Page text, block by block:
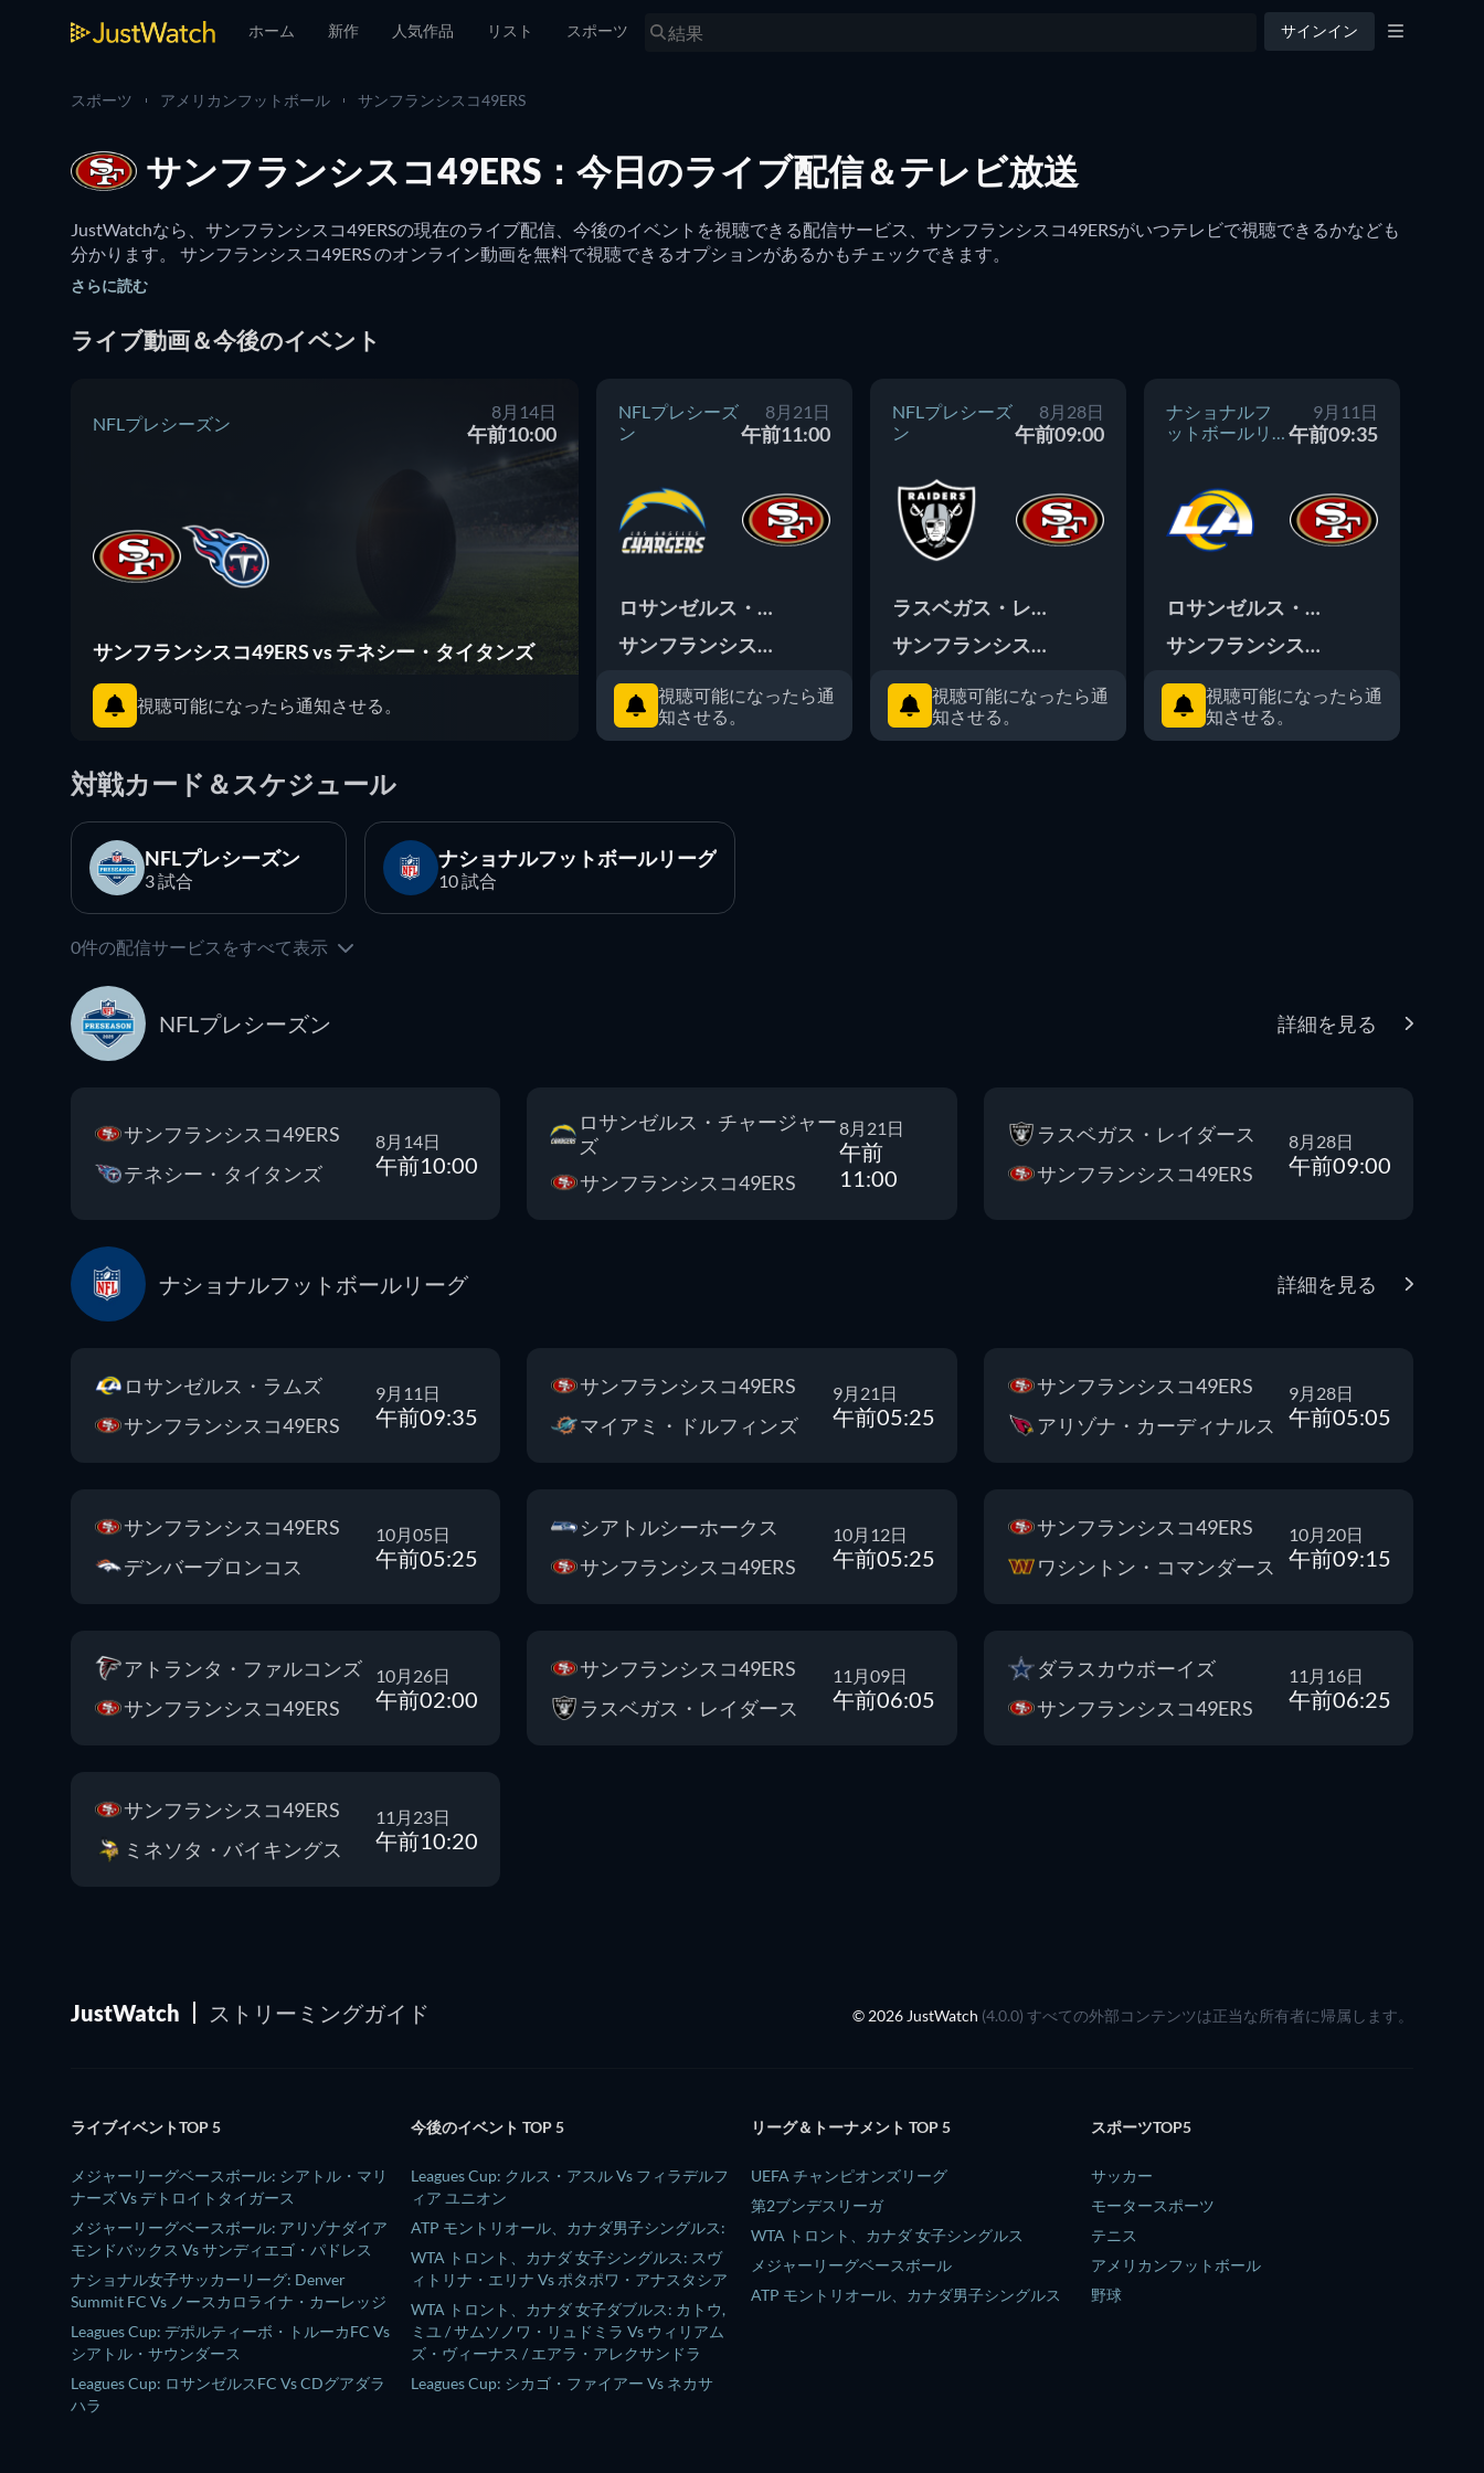
ホーム 新作 人気作品 リスト スポーツ サインイン
スポーツ アメリカンフットボール サンフランシスコ49ERS
サンフランシスコ49ERS：今日のライブ配信＆テレビ放送
JustWatchなら、サンフランシスコ49ERSの現在のライブ配信、今後のイベントを視聴できる配信サービス、サンフランシスコ49ERSがいつテレビで視聴できるかなども
分かります。 サンフランシスコ49ERS のオンライン動画を無料で視聴できるオプションがあるかもチェックできます。
さらに読む
ライブ動画＆今後のイベント
NFLプレシーズン
8月14日
午前10:00
サンフランシスコ49ERS vs テネシー・タイタンズ
視聴可能になったら通知させる。
NFLプレシーズ
ン
8月21日
午前11:00
ロサンゼルス・チャージャーズ
サンフランシスコ49ERS
視聴可能になったら通
知させる。
NFLプレシーズ
ン
8月28日
午前09:00
ラスベガス・レイダース
サンフランシスコ49ERS
視聴可能になったら通
知させる。
ナショナルフ
ットボールリ
9月11日
午前09:35
ロサンゼルス・ラムズ
サンフランシスコ49ERS
視聴可能になったら通
知させる。
対戦カード＆スケジュール
NFLプレシーズン
3 試合
ナショナルフットボールリーグ
10 試合
0件の配信サービスをすべて表示
NFLプレシーズン 詳細を見る
サンフランシスコ49ERS
テネシー・タイタンズ
8月14日
午前10:00
ロサンゼルス・チャージャー
ズ
サンフランシスコ49ERS
8月21日
午前
11:00
ラスベガス・レイダース
サンフランシスコ49ERS
8月28日
午前09:00
ナショナルフットボールリーグ 詳細を見る
ロサンゼルス・ラムズ
サンフランシスコ49ERS
9月11日
午前09:35
サンフランシスコ49ERS
マイアミ・ドルフィンズ
9月21日
午前05:25
サンフランシスコ49ERS
アリゾナ・カーディナルス
9月28日
午前05:05
サンフランシスコ49ERS
デンバーブロンコス
10月05日
午前05:25
シアトルシーホークス
サンフランシスコ49ERS
10月12日
午前05:25
サンフランシスコ49ERS
ワシントン・コマンダース
10月20日
午前09:15
アトランタ・ファルコンズ
サンフランシスコ49ERS
10月26日
午前02:00
サンフランシスコ49ERS
ラスベガス・レイダース
11月09日
午前06:05
ダラスカウボーイズ
サンフランシスコ49ERS
11月16日
午前06:25
サンフランシスコ49ERS
ミネソタ・バイキングス
11月23日
午前10:20
JustWatch ストリーミングガイド © 2026 JustWatch (4.0.0) すべての外部コンテンツは正当な所有者に帰属します。
ライブイベントTOP 5
メジャーリーグベースボール: シアトル・マリ
ナーズ Vs デトロイトタイガース
メジャーリーグベースボール: アリゾナダイア
モンドバックス Vs サンディエゴ・パドレス
ナショナル女子サッカーリーグ: Denver
Summit FC Vs ノースカロライナ・カーレッジ
Leagues Cup: デポルティーボ・トルーカFC Vs
シアトル・サウンダース
Leagues Cup: ロサンゼルスFC Vs CDグアダラ
ハラ
今後のイベント TOP 5
Leagues Cup: クルス・アスル Vs フィラデルフ
ィア ユニオン
ATP モントリオール、カナダ男子シングルス:
WTA トロント、カナダ 女子シングルス: スヴ
ィトリナ・エリナ Vs ポタポワ・アナスタシア
WTA トロント、カナダ 女子ダブルス: カトウ,
ミユ / サムソノワ・リュドミラ Vs ウィリアム
ズ・ヴィーナス / エアラ・アレクサンドラ
Leagues Cup: シカゴ・ファイアー Vs ネカサ
リーグ＆トーナメント TOP 5
UEFA チャンピオンズリーグ
第2ブンデスリーガ
WTA トロント、カナダ 女子シングルス
メジャーリーグベースボール
ATP モントリオール、カナダ男子シングルス
スポーツTOP5
サッカー
モータースポーツ
テニス
アメリカンフットボール
野球